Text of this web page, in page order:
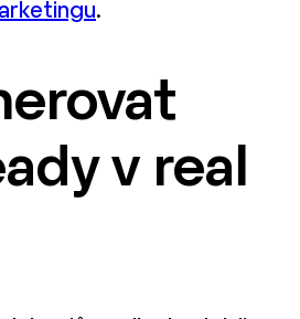
.
v real